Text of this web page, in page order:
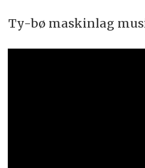
Ty-bø maskinlag